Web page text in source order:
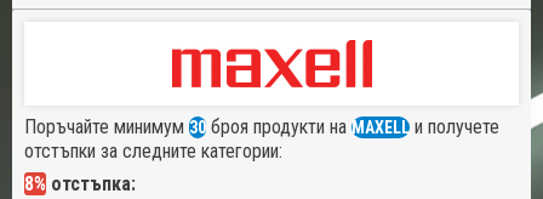
Поръчайте минимум 30 броя продукти на MAXELL и получете
отстъпки за следните категории:
8% отстъпка: